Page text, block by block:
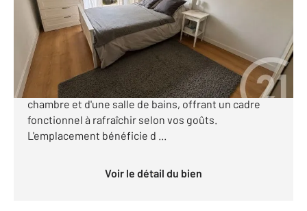
Appartement à vendre
153 000 €
Situé au cœur d'Amiens, cet appartement de 56m² se
compose d'un séjour ouvert sur la cuisine, d'une
chambre et d'une salle de bains, offrant un cadre
fonctionnel à rafraîchir selon vos goûts.
L'emplacement bénéficie d ...
Voir le détail du bien